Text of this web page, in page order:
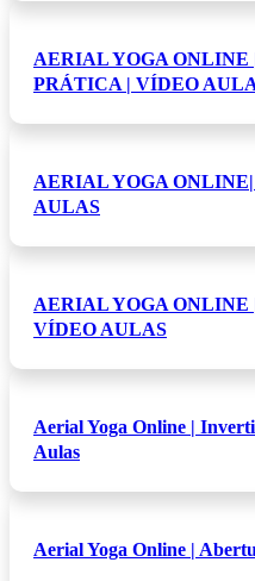
AERIAL YOGA ONLINE
PRÁTICA | VÍDEO
AERIAL YOGA
AULAS
AERIAL YOGA ONLINE
VÍDEO AULAS
Aerial Yoga Online |
Aulas
Aerial Yoga Online |